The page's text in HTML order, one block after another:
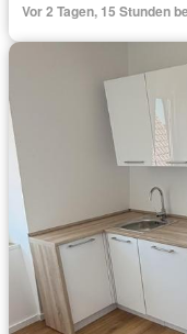
Vor 2 Tagen, 15 Stunden